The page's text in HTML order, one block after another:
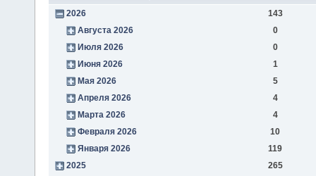
2026
143
Августа 2026
0
Июля 2026
0
Июня 2026
1
Мая 2026
5
Апреля 2026
4
Марта 2026
4
Февраля 2026
10
Января 2026
119
2025
265